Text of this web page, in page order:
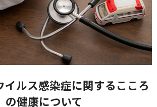
イルス感染症に関するこころ
の健康について